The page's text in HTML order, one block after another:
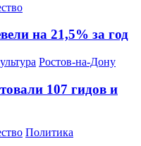
на 21,5% за год
Ростов-на-Дону
107 гидов и
Политика